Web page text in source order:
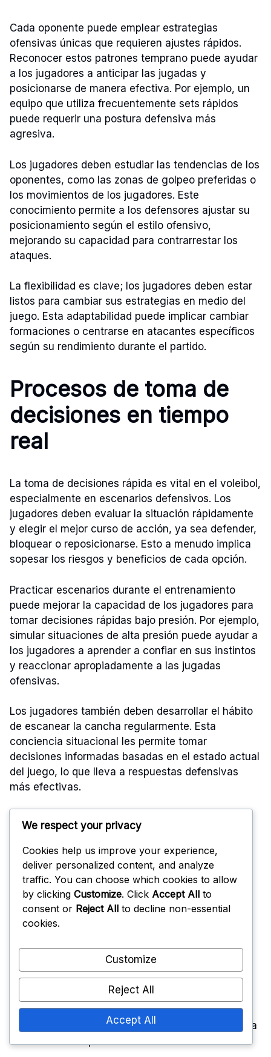
Cada oponente puede emplear estrategias
ofensivas únicas que requieren ajustes rápidos.
Reconocer estos patrones temprano puede ayudar
a los jugadores a anticipar las jugadas y
posicionarse de manera efectiva. Por ejemplo, un
equipo que utiliza frecuentemente sets rápidos
puede requerir una postura defensiva más
agresiva.
Los jugadores deben estudiar las tendencias de los
oponentes, como las zonas de golpeo preferidas o
los movimientos de los jugadores. Este
conocimiento permite a los defensores ajustar su
posicionamiento según el estilo ofensivo,
mejorando su capacidad para contrarrestar los
ataques.
La flexibilidad es clave; los jugadores deben estar
listos para cambiar sus estrategias en medio del
juego. Esta adaptabilidad puede implicar cambiar
formaciones o centrarse en atacantes específicos
según su rendimiento durante el partido.
Procesos de toma de
decisiones en tiempo
real
La toma de decisiones rápida es vital en el voleibol,
especialmente en escenarios defensivos. Los
jugadores deben evaluar la situación rápidamente
y elegir el mejor curso de acción, ya sea defender,
bloquear o reposicionarse. Esto a menudo implica
sopesar los riesgos y beneficios de cada opción.
Practicar escenarios durante el entrenamiento
puede mejorar la capacidad de los jugadores para
tomar decisiones rápidas bajo presión. Por ejemplo,
simular situaciones de alta presión puede ayudar a
los jugadores a aprender a confiar en sus instintos
y reaccionar apropiadamente a las jugadas
ofensivas.
Los jugadores también deben desarrollar el hábito
de escanear la cancha regularmente. Esta
conciencia situacional les permite tomar
decisiones informadas basadas en el estado actual
del juego, lo que lleva a respuestas defensivas
más efectivas.
Estrategias para
modificar el
posicionamiento en
medio del juego
Las estrategias de reposicionamiento son
esenciales para adaptarse al flujo del juego. Los
jugadores deben estar al tanto de su entorno y
ajustar sus posiciones según la trayectoria del
balón y la configuración ofensiva. Esto puede
significar acercarse más a la red o retroceder para
cubrir tiros más profundos.
We respect your privacy
Cookies help us improve your experience,
deliver personalized content, and analyze
traffic. You can choose which cookies to allow
by clicking Customize. Click Accept All to
consent or Reject All to decline non-essential
cookies.
Customize
Reject All
Accept All